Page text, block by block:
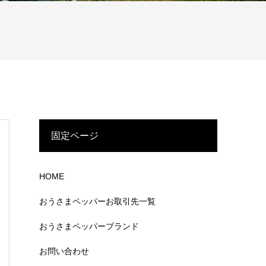
固定ページ
HOME
おうさまペッパーお取引先一覧
おうさまペッパーブランド
お問い合わせ